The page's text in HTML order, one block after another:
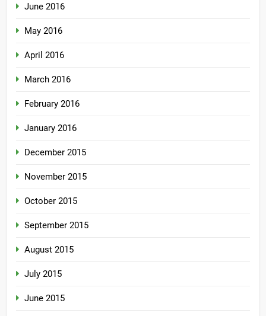
June 2016
May 2016
April 2016
March 2016
February 2016
January 2016
December 2015
November 2015
October 2015
September 2015
August 2015
July 2015
June 2015